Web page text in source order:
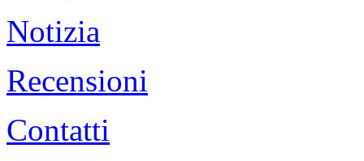
Notizia
Recensioni
Contatti